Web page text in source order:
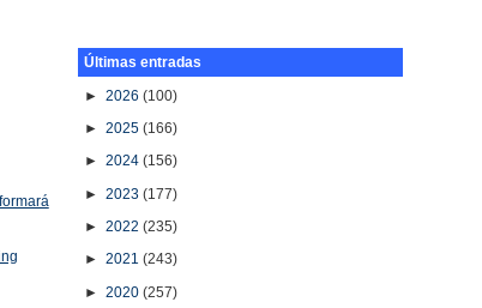
Últimas entradas
►2026(100)
►2025(166)
►2024(156)
►2023(177)
►2022(235)
►2021(243)
►2020(257)